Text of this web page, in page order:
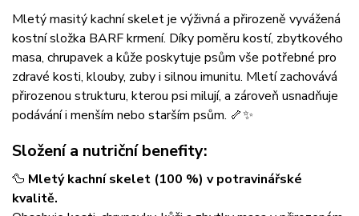
Mletý masitý kachní skelet je výživná a přirozeně vyvážená
kostní složka BARF krmení. Díky poměru kostí, zbytkového
masa, chrupavek a kůže poskytuje psům vše potřebné pro
zdravé kosti, klouby, zuby i silnou imunitu. Mletí zachovává
přirozenou strukturu, kterou psi milují, a zároveň usnadňuje
podávání i menším nebo starším psům. 🦴✨
Složení a nutriční benefity:
🦆 Mletý kachní skelet (100 %) v potravinářské
kvalitě.